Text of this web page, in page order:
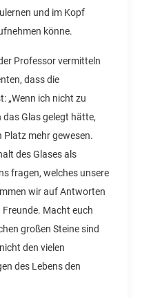
und im Kopf
könne.
Professor vermitteln
dass die
„Wenn ich nicht zu
das Glas gelegt hätte,
mehr gewesen.
des Glases als
fragen, welches unsere
wir auf Antworten
Macht euch
großen Steine sind
den vielen
des Lebens den